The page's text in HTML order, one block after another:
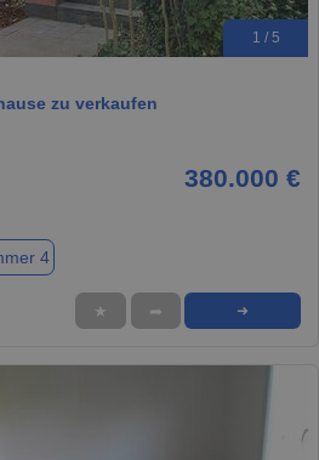
1 / 5
zu verkaufen
380.000 €
4
★ ➦ ➜